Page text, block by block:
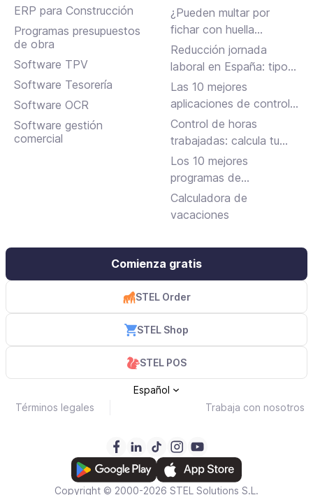
ERP para Construcción
Programas presupuestos
de obra
Software TPV
Software Tesorería
Software OCR
Software gestión
comercial
en Assistant, albaranes
en Inbox y más
¿Pueden multar por
fichar con huella
dactilar?
Reducción jornada
laboral en España: tipos,
requisitos y cómo
solicitarla
Las 10 mejores
aplicaciones de control
horario para fichar en el
trabajo
Control de horas
trabajadas: calcula tu
jornada laboral
Los 10 mejores
programas de
facturación gratuitos y
de pago
Calculadora de
vacaciones
Comienza gratis
STEL Order
STEL Shop
STEL POS
Términos legales Trabaja con nosotros
Español
Copyright © 2000-2026 STEL Solutions S.L.